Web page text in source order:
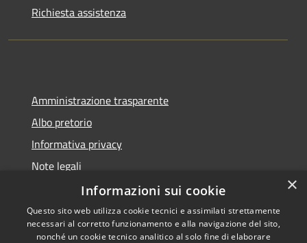
Richiesta assistenza
Amministrazione trasparente
Albo pretorio
Informativa privacy
Note legali
Dichiarazione di accessibilità
×
Informazioni sui cookie
Questo sito web utilizza cookie tecnici e assimilati strettamente
necessari al corretto funzionamento e alla navigazione del sito,
nonché un cookie tecnico analitico al solo fine di elaborare